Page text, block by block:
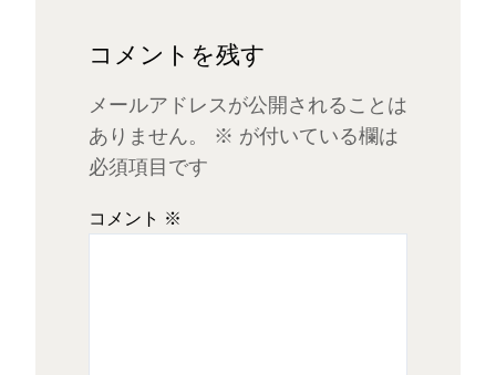
コメントを残す
メールアドレスが公開されることは
ありません。
※ が付いている欄は
必須項目です
コメント ※